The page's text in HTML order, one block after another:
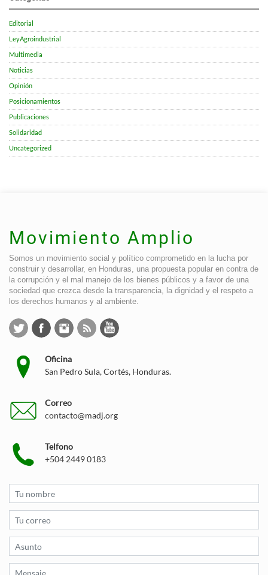
Editorial
LeyAgroindustrial
Multimedia
Noticias
Opinión
Posicionamientos
Publicaciones
Solidaridad
Uncategorized
Movimiento Amplio
Somos un movimiento social y político comprometido en la lucha por
construir y desarrollar, en Honduras, una propuesta popular en contra de
la corrupción y el mal manejo de los bienes públicos y a favor de una
sociedad que crezca desde la transparencia, la dignidad y el respeto a
los derechos humanos y al ambiente.
Oficina
San Pedro Sula, Cortés, Honduras.
Correo
contacto@madj.org
Telfono
+504 2449 0183